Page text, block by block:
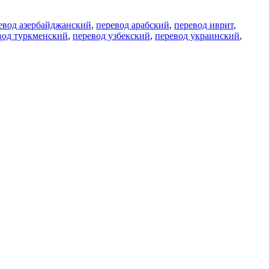
азербайджанский, перевод арабский, перевод иврит,
туркменский, перевод узбекский, перевод украинский,